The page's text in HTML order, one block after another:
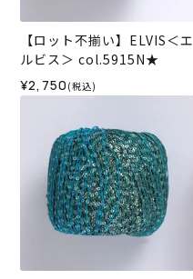
【ロット不揃い】ELVIS＜エ
ルビス＞ col.5915N★
¥2,750 (税込)